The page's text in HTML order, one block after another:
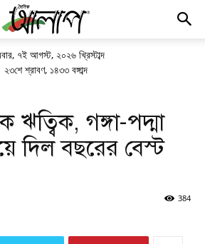
, ৭ই আগস্ট, ২০২৬ খ্রিস্টাব্দ
২৩শে শ্রাবণ, ১৪৩৩ বঙ্গাব্দ
ঋত্বিক, গঙ্গা-পদ্মা
দিল বছরের বেস্ট
384